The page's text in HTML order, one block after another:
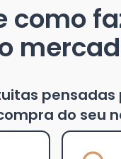
como
do seu